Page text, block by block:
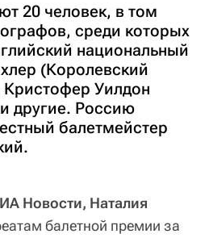
20 человек, в том
среди которых
национальный
(Королевский
Уилдон
другие. Россию
балетмейстер
Новости, Наталия
балетной премии за